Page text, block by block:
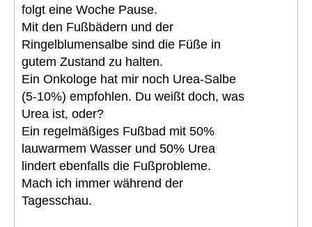
folgt eine Woche Pause.
Mit den Fußbädern und der
Ringelblumensalbe sind die Füße in
gutem Zustand zu halten.
Ein Onkologe hat mir noch Urea-Salbe
(5-10%) empfohlen. Du weißt doch, was
Urea ist, oder?
Ein regelmäßiges Fußbad mit 50%
lauwarmem Wasser und 50% Urea
lindert ebenfalls die Fußprobleme.
Mach ich immer während der
Tagesschau.